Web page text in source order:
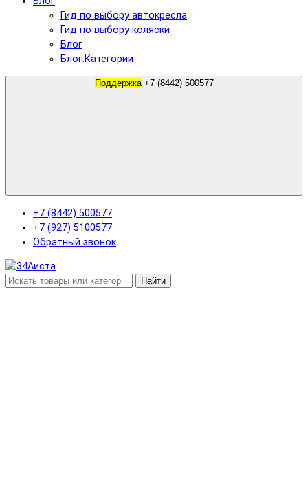
Гид по выбору автокресла
Гид по выбору коляски
Блог
Блог.Категории
Поддержка +7 (8442) 500577
+7 (8442) 500577
+7 (927) 5100577
Обратный звонок
Найти